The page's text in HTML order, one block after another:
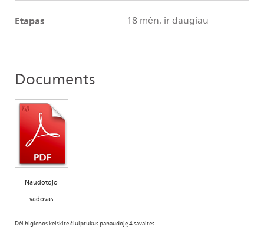
Etapas 18 mėn. ir daugiau
Documents
Naudotojo
vadovas
Dėl higienos keiskite čiulptukus panaudoję 4 savaites